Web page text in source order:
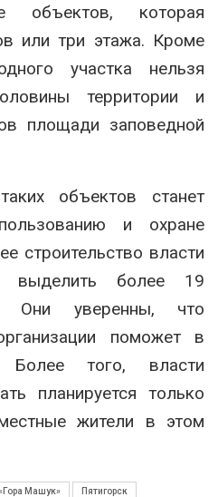
объектов, которая
или три этажа. Кроме
участка нельзя
территории и
площади заповедной
объектов станет
и охране
строительство власти
выделить более 19
Они уверенны, что
поможет в
того, власти
планируется только
жители в этом
Машук» Пятигорск